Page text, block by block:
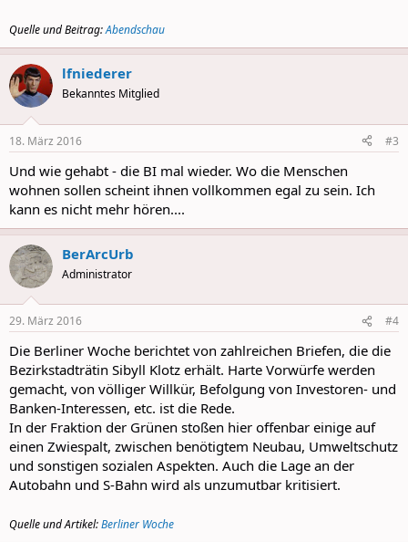
Quelle und Beitrag:Abendschau
lfniederer
Bekanntes Mitglied
18. März 2016 #3
Und wie gehabt - die BI mal wieder. Wo die Menschen
wohnen sollen scheint ihnen vollkommen egal zu sein. Ich
kann es nicht mehr hören....
BerArcUrb
Administrator
29. März 2016 #4
Die Berliner Woche berichtet von zahlreichen Briefen, die die
Bezirkstadträtin Sibyll Klotz erhält. Harte Vorwürfe werden
gemacht, von völliger Willkür, Befolgung von Investoren- und
Banken-Interessen, etc. ist die Rede.
In der Fraktion der Grünen stoßen hier offenbar einige auf
einen Zwiespalt, zwischen benötigtem Neubau, Umweltschutz
und sonstigen sozialen Aspekten. Auch die Lage an der
Autobahn und S-Bahn wird als unzumutbar kritisiert.
Quelle und Artikel:Berliner Woche